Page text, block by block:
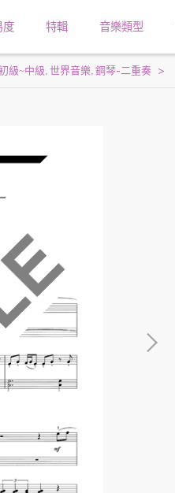
度 特輯 音樂類型
級~中級 世界音樂, 鋼琴-二重奏